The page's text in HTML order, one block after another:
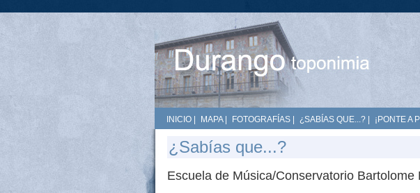
INICIO MAPA| FOTOGRAFÍAS ¿SABÍAS QUE...? ¡PONTE A
¿Sabías que...?
Escuela de Música/Conservatorio Bartolome